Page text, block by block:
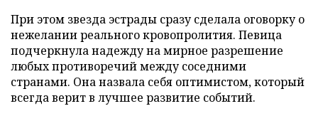
При этом звезда эстрады сразу сделала оговорку о
нежелании реального кровопролития. Певица
подчеркнула надежду на мирное разрешение
любых противоречий между соседними
странами. Она назвала себя оптимистом, который
всегда верит в лучшее развитие событий.